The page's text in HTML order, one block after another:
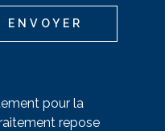
ENVOYER
pour la
repose